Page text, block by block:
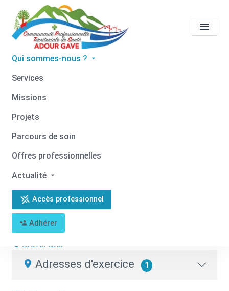
Qui sommes-nous ?
Services
Missions
Projets
Parcours de soin
Offres professionnelles
Actualité
Accès professionnel
Adhérer
Tous les professionnels de
santé
Retour
Isabelle LECUIX
Pharmacien.ne d'officine
05 59 67 58 67
Adresses d'exercice 1